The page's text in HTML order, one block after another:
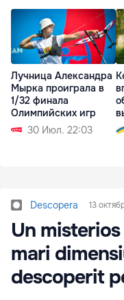
Лучница Александра
Мырка проиграла в
1/32 финала
Олимпийских игр
30 Июл. 22:03
Descopera 13
Un
mari
descoperit